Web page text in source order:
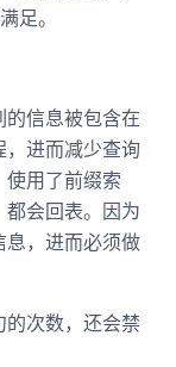
足。
信息被包含在
进而减少查询
使用了前缀索
会回表。因为
息，进而必须做
次数，还会禁